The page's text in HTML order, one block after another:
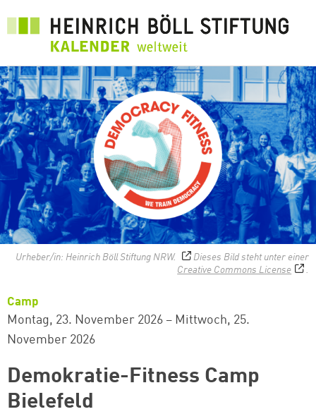
Urheber/in: Heinrich Böll Stiftung NRW.
Dieses Bild steht unter einer
Creative Commons License
.
Camp
Montag, 23. November 2026 – Mittwoch, 25.
November 2026
Demokratie-Fitness Camp
Bielefeld